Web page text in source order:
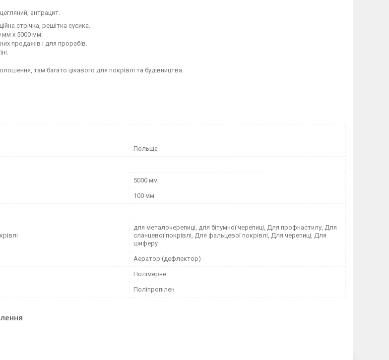
антрацит.
стрічка, решітка сусика.
х 5000 мм.
продажів і для прорабів.
там багато цікавого для покрівлі та будівництва.
Польща
5000 мм
100 мм
для металочерепиці, для бітумної черепиці, Для профнастилу, Для
сланцевої покрівлі, Для фальцевої покрівлі, Для черепиці, Для
шиферу
Аератор (дефлектор)
Полімерне
Поліпропілен